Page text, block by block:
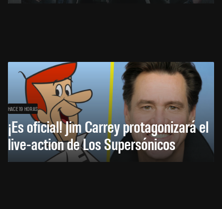
HACE 19 HORAS
¡Es oficial! Jim Carrey protagonizará el
live-action de Los Supersónicos